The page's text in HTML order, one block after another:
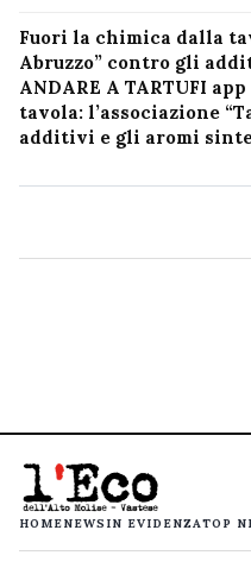
Fuori la chimica dalla
Abruzzo” contro gli
ANDARE A TARTUFI app
tavola: l’associazione
additivi e gli aromi
HOMENEWS IN EVIDENZATOP